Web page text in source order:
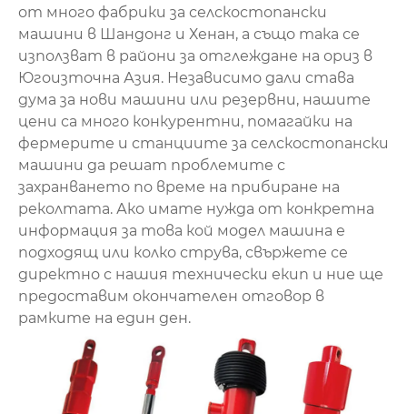
от много фабрики за селскостопански
машини в Шандонг и Хенан, а също така се
използват в райони за отглеждане на ориз в
Югоизточна Азия. Независимо дали става
дума за нови машини или резервни, нашите
цени са много конкурентни, помагайки на
фермерите и станциите за селскостопански
машини да решат проблемите с
захранването по време на прибиране на
реколтата. Ако имате нужда от конкретна
информация за това кой модел машина е
подходящ или колко струва, свържете се
директно с нашия технически екип и ние ще
предоставим окончателен отговор в
рамките на един ден.